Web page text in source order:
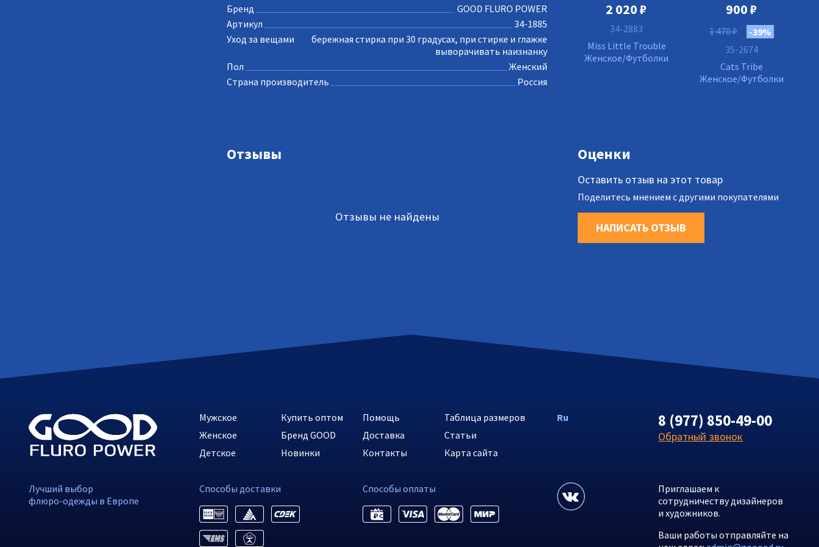
Бренд
GOOD FLURO POWER
Артикул
34-1885
Уход за вещами
бережная стирка при 30 градусах, при стирке и глажке
выворачивать наизнанку
Пол
Женский
Страна производитель
Россия
2 020₽
34-2883
Miss Little Trouble
Женское/Футболки
900₽
1 470₽
-39%
35-2674
Cats Tribe
Женское/Футболки
Отзывы
Отзывы не найдены
Оценки
Оставить отзыв на этот товар
Поделитесь мнением с другими покупателями
НАПИСАТЬ ОТЗЫВ
Мужское
Женское
Детское
Купить оптом
Бренд GOOD
Новинки
Помощь
Доставка
Контакты
Таблица размеров
Статьи
Карта сайта
Ru 8 (977) 850-49-00
Обратный звонок
Лучший выбор
флюро-одежды в Европе
Способы доставки Способы оплаты
Приглашаем к
сотрудничеству дизайнеров
и художников.
Ваши работы отправляйте на